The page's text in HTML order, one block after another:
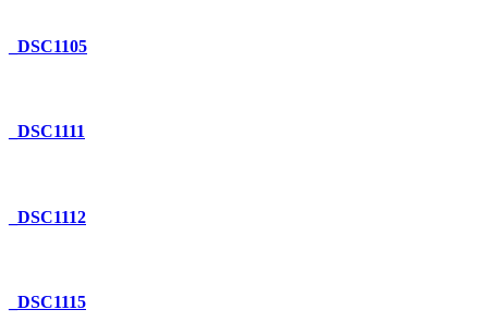
_DSC1105
_DSC1111
_DSC1112
_DSC1115